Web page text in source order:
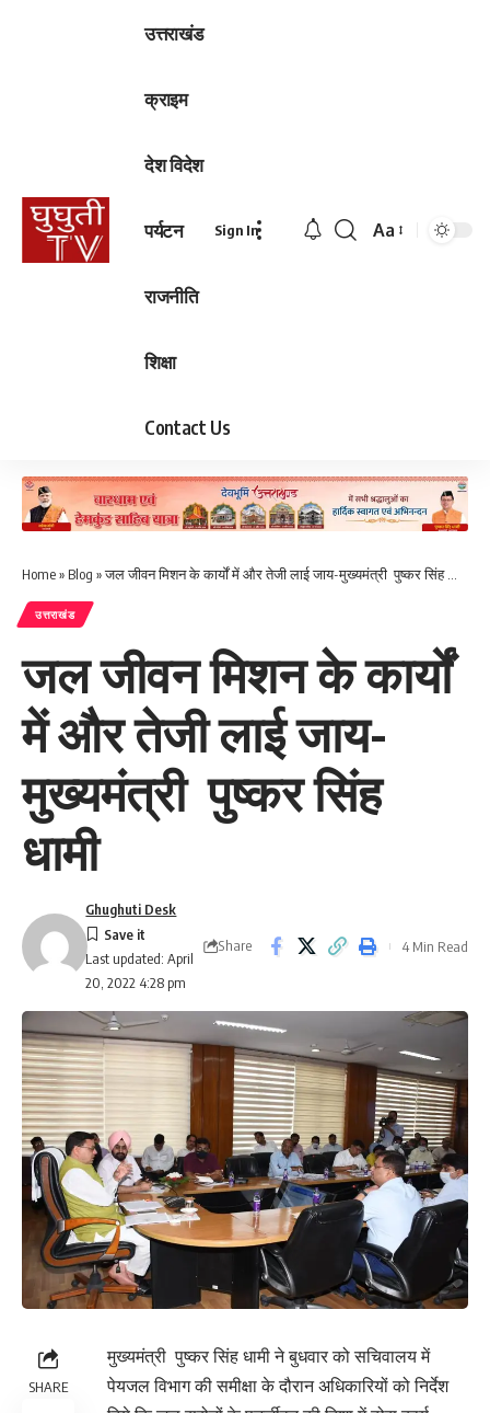
उत्तराखंड
क्राइम
देश विदेश
पर्यटन
राजनीति
शिक्षा
Contact Us
Sign In
Font
Aa
Home» Blog »जल जीवन मिशन के कार्यों में और तेजी लाई जाय-मुख्यमंत्री पुष्कर सिंह धामी
उत्तराखंड
जल जीवन मिशन के कार्यों
में और तेजी लाई जाय-
मुख्यमंत्री पुष्कर सिंह
धामी
Last updated: April
20, 2022 4:28 pm
Ghughuti Desk
Share 4 Min Read
SHARE
मुख्यमंत्री पुष्कर सिंह धामी ने बुधवार को सचिवालय में
पेयजल विभाग की समीक्षा के दौरान अधिकारियों को निर्देश